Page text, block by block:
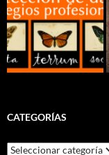
CATEGORÍAS
Categorías